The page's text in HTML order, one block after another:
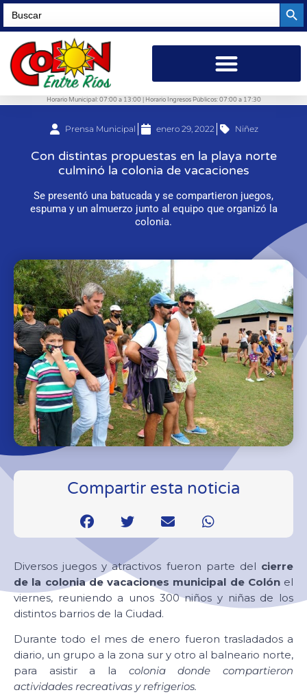
Search
for:
Horario Municipal: 07:00 a 13:00 | Horario Ingresos Públicos: 07:00 a 17:30
Prensa Municipal enero 29, 2022 Niñez
Con distintas propuestas en la playa norte
culminó la colonia de vacaciones
Se presentó una batucada y se compartieron juegos,
espuma y un almuerzo junto al equipo que organizó la
colonia.
Compartir esta noticia
Diversos juegos y atractivos fueron parte del cierre
de la colonia de vacaciones municipal de Colónel
viernes, reuniendo a unos 300 niños y niñas de los
distintos barrios de la Ciudad.
Durante todo el mes de enero fueron trasladados a
diario, un grupo a la zona sur y otro al balneario norte,
para asistir a la colonia donde compartieron
actividades recreativas y refrigerios.